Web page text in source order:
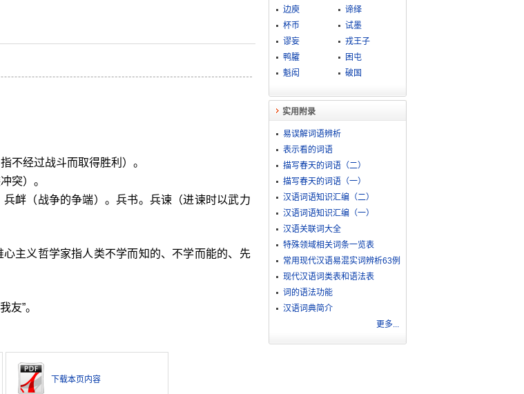
不经过战斗而取得胜利）。
突）。
衅（战争的争端）。兵书。兵谏（进谏时以武力
主义哲学家指人类不学而知的、不学而能的、先
友”。
下载本页内容
边庾
谛绎
杯币
试墨
谬妄
戎王子
鸭臛
困屯
魁闳
破国
实用附录
易误解词语辨析
表示看的词语
描写春天的词语（二）
描写春天的词语（一）
汉语词语知识汇编（二）
汉语词语知识汇编（一）
汉语关联词大全
特殊领域相关词条一览表
常用现代汉语易混实词辨析63例
现代汉语词类表和语法表
词的语法功能
汉语词典简介
更多...